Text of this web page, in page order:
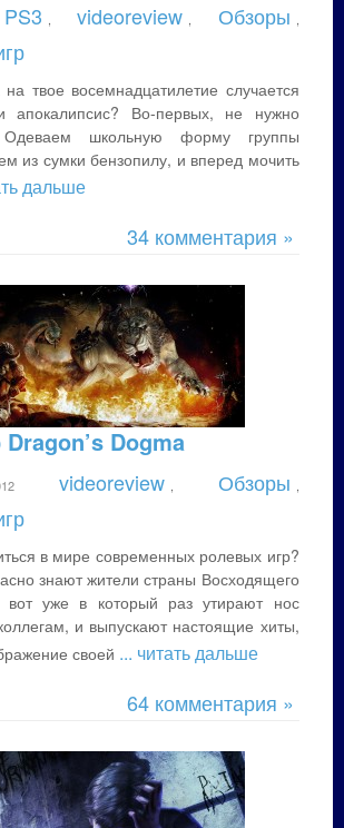
PS3 videoreview Обзоры
на твое восемнадцатилетие случается
апокалипсис? Во-первых, не нужно
Одеваем школьную форму группы
из сумки бензопилу, и вперед мочить
дальше
34 комментария »
Dogma
videoreview Обзоры
в мире современных ролевых игр?
знают жители страны Восходящего
вот уже в который раз утирают нос
и выпускают настоящие хиты,
своей ... читать дальше
64 комментария »